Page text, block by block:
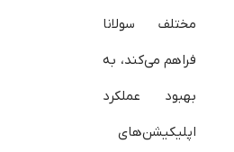
مختلف سولانا
فراهم می‌کند، به
بهبود عملکرد
اپلیکیشن‌های